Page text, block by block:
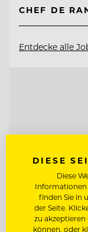
Entdecke alle
DIESE
Diese
Informationen
finden Sie in
der Seite.
zu
können, oder